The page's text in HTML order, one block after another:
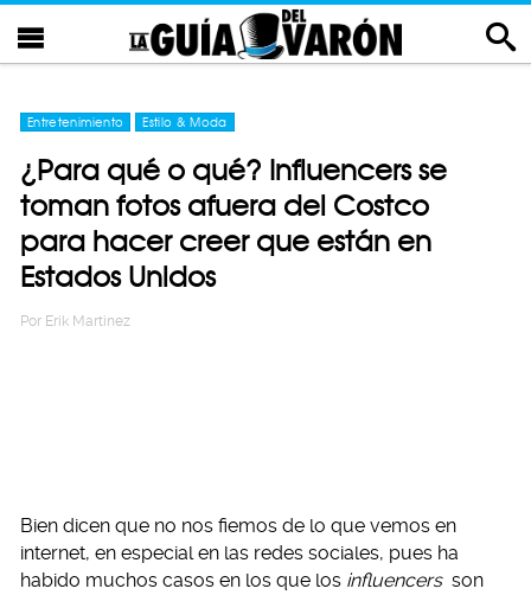
Entretenimiento Estilo & Moda
¿Para qué o qué? Influencers se
toman fotos afuera del Costco
para hacer creer que están en
Estados Unidos
Por Erik Martinez
Bien dicen que no nos fiemos de lo que vemos en
internet, en especial en las redes sociales, pues ha
habido muchos casos en los que los influencers son